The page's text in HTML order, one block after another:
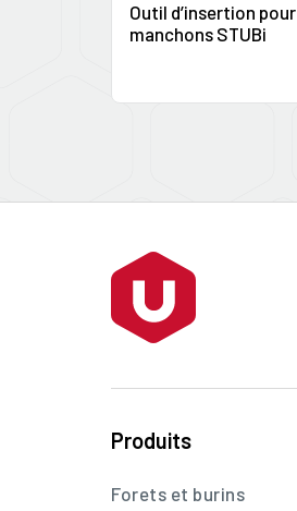
Outil d’insertion pour
manchons STUBi
Produits
Forets et burins